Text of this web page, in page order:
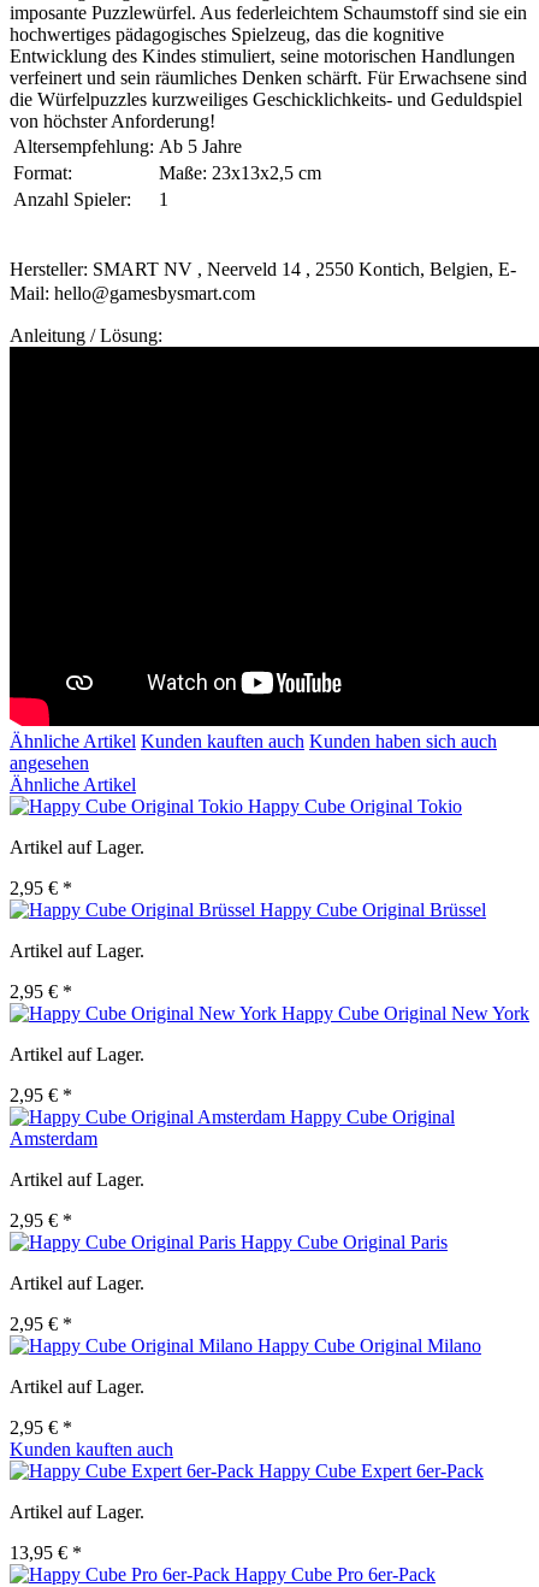
imposante Puzzlewürfel. Aus federleichtem Schaumstoff sind sie ein
hochwertiges pädagogisches Spielzeug, das die kognitive
Entwicklung des Kindes stimuliert, seine motorischen Handlungen
verfeinert und sein räumliches Denken schärft. Für Erwachsene sind
die Würfelpuzzles kurzweiliges Geschicklichkeits- und Geduldspiel
von höchster Anforderung!
Altersempfehlung: Ab 5 Jahre
Format:
Maße: 23x13x2,5 cm
Anzahl Spieler:
1
Hersteller: SMART NV , Neerveld 14 , 2550 Kontich, Belgien, E-
Mail: hello@gamesbysmart.com
Anleitung / Lösung:
Ähnliche Artikel Kunden kauften auch Kunden haben sich auch
angesehen
Ähnliche Artikel
Happy Cube Original Tokio
Artikel auf Lager.
2,95 € *
Happy Cube Original Brüssel
Artikel auf Lager.
2,95 € *
Happy Cube Original New York
Artikel auf Lager.
2,95 € *
Happy Cube Original
Amsterdam
Artikel auf Lager.
2,95 € *
Happy Cube Original Paris
Artikel auf Lager.
2,95 € *
Happy Cube Original Milano
Artikel auf Lager.
2,95 € *
Kunden kauften auch
Happy Cube Expert 6er-Pack
Artikel auf Lager.
13,95 € *
Happy Cube Pro 6er-Pack